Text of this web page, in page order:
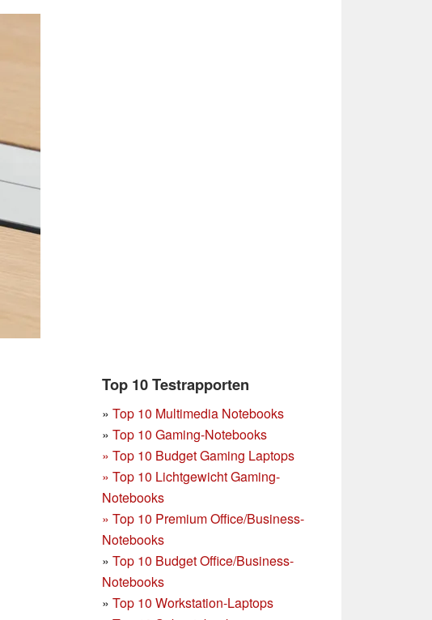
Top 10 Testrapporten
» Top 10 Multimedia Notebooks
» Top 10 Gaming-Notebooks
» Top 10 Budget Gaming Laptops
» Top 10 Lichtgewicht Gaming-
Notebooks
» Top 10 Premium Office/Business-
Notebooks
» Top 10 Budget Office/Business-
Notebooks
» Top 10 Workstation-Laptops